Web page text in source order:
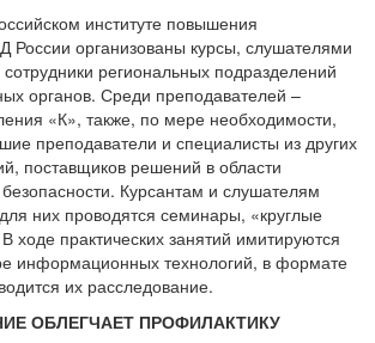
институте повышения
России организованы курсы, слушателями
региональных подразделений
органов. Среди преподавателей –
«К», также, по мере необходимости,
преподаватели и специалисты из других
поставщиков решений в области
Курсантам и слушателям
них проводятся семинары, «круглые
ходе практических занятий имитируются
информационных технологий, в формате
их расследование.
ОБЛЕГЧАЕТ ПРОФИЛАКТИКУ